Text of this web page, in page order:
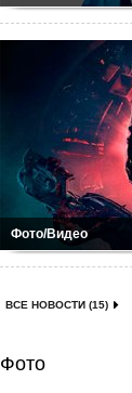
Фото/Видео
ВСЕ НОВОСТИ (15)
Фото